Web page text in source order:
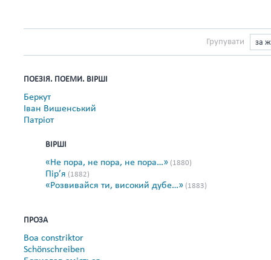
Групувати за
ПОЕЗІЯ. ПОЕМИ. ВІРШІ
Беркут
Іван Вишенський
Патріот
ВІРШІ
«Не пора, не пора, не пора…» (1880)
Пір’я (1882)
«Розвивайся ти, високий дубе…» (1883)
ПРОЗА
Boa cоnstriktor
Schönschreiben